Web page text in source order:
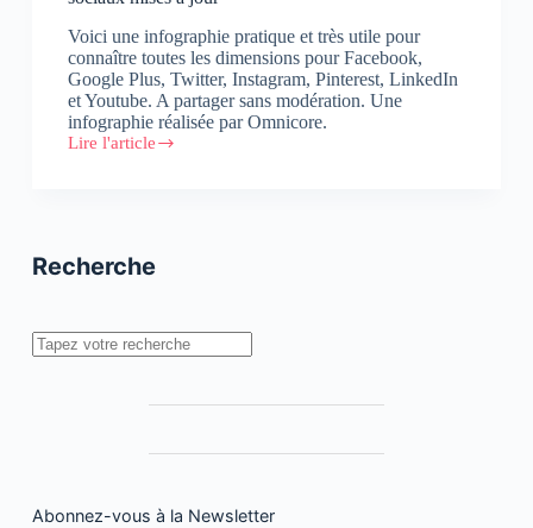
Voici une infographie pratique et très utile pour
connaître toutes les dimensions pour Facebook,
Google Plus, Twitter, Instagram, Pinterest, LinkedIn
et Youtube. A partager sans modération. Une
infographie réalisée par Omnicore.
Lire l'article
#Infographie
des
réseaux
à
jour
Recherche
Rechercher
Abonnez-vous à la Newsletter